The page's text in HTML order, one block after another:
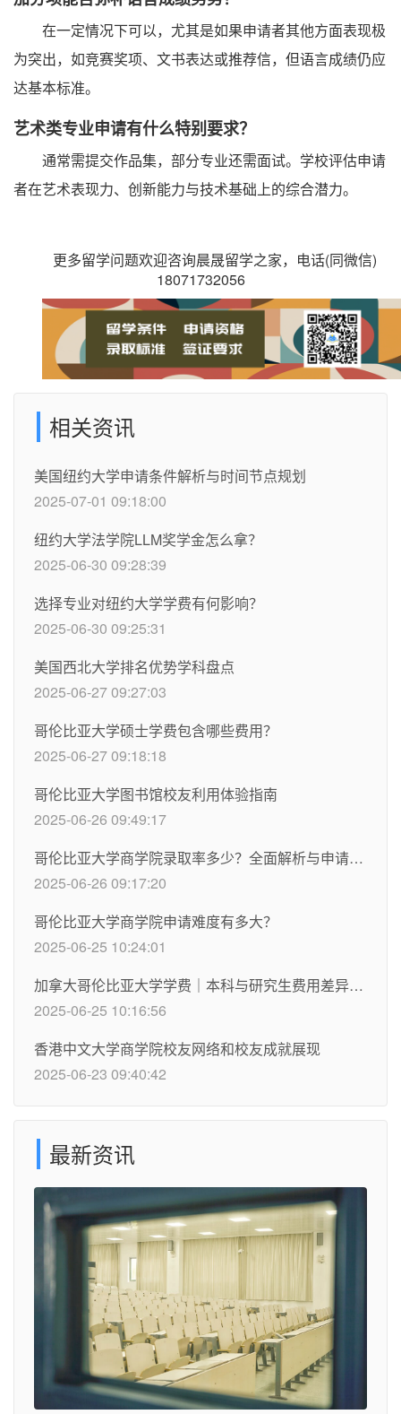
在一定情况下可以，尤其是如果申请者其他方面表现极
为突出，如竞赛奖项、文书表达或推荐信，但语言成绩仍应
达基本标准。
艺术类专业申请有什么特别要求？
通常需提交作品集，部分专业还需面试。学校评估申请
者在艺术表现力、创新能力与技术基础上的综合潜力。
更多留学问题欢迎咨询晨晟留学之家，电话(同微信)
18071732056
相关资讯
美国纽约大学申请条件解析与时间节点规划
2025-07-01 09:18:00
纽约大学法学院LLM奖学金怎么拿？
2025-06-30 09:28:39
选择专业对纽约大学学费有何影响？
2025-06-30 09:25:31
美国西北大学排名优势学科盘点
2025-06-27 09:27:03
哥伦比亚大学硕士学费包含哪些费用？
2025-06-27 09:18:18
哥伦比亚大学图书馆校友利用体验指南
2025-06-26 09:49:17
哥伦比亚大学商学院录取率多少？全面解析与申请指南
2025-06-26 09:17:20
哥伦比亚大学商学院申请难度有多大？
2025-06-25 10:24:01
加拿大哥伦比亚大学学费｜本科与研究生费用差异有多大？
2025-06-25 10:16:56
香港中文大学商学院校友网络和校友成就展现
2025-06-23 09:40:42
最新资讯